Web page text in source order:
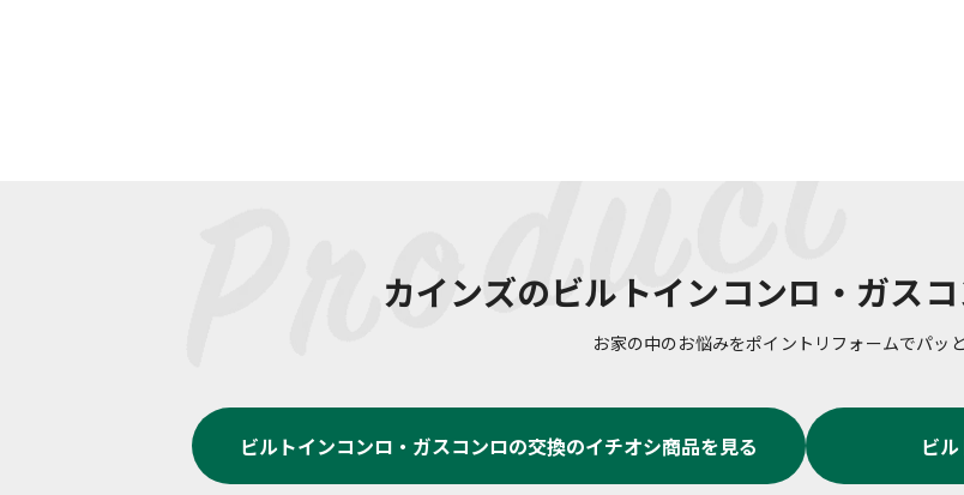
カインズのビルトインコンロ・ガス
お家の中のお悩みをポイントリフォームでパッ
ビルトインコンロ・ガスコンロの交換のイチオシ商品を見る ビ